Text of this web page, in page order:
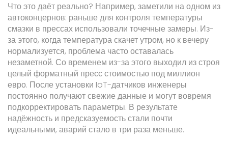
Что это даёт реально? Например, заметили на одном из
автоконцернов: раньше для контроля температуры
смазки в прессах использовали точечные замеры. Из-
за этого, когда температура скачет утром, но к вечеру
нормализуется, проблема часто оставалась
незаметной. Со временем из-за этого выходил из строя
целый форматный пресс стоимостью под миллион
евро. После установки IoT-датчиков инженеры
постоянно получают свежие данные и могут вовремя
подкорректировать параметры. В результате
надёжность и предсказуемость стали почти
идеальными, аварий стало в три раза меньше.